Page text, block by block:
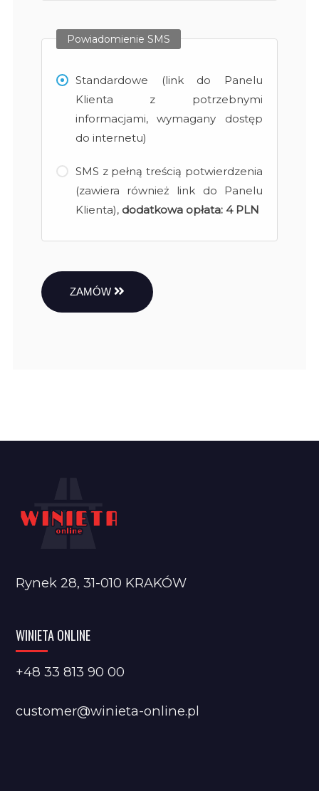
Powiadomienie SMS
Standardowe (link do Panelu
Klienta z potrzebnymi
informacjami, wymagany dostęp
do internetu)
SMS z pełną treścią potwierdzenia
(zawiera również link do Panelu
Klienta), dodatkowa opłata: 4 PLN
ZAMÓW
Rynek 28, 31-010 KRAKÓW
WINIETA ONLINE
+48 33 813 90 00
customer@winieta-online.pl